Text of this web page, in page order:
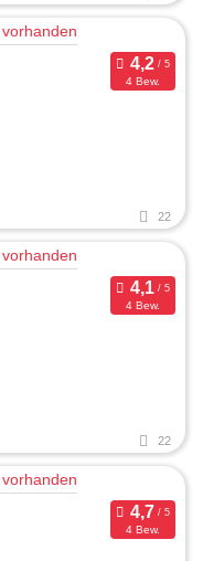
4 Bew.
22
4 Bew.
22
4 Bew.